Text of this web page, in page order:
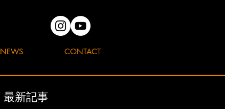
NEWS CONTACT
最新記事